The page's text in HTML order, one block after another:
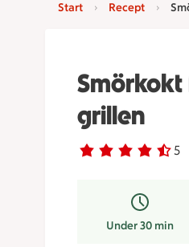
Start Recept
grillen
Betyg 4.6 av 5. 5
5 personer har
Under 30 min